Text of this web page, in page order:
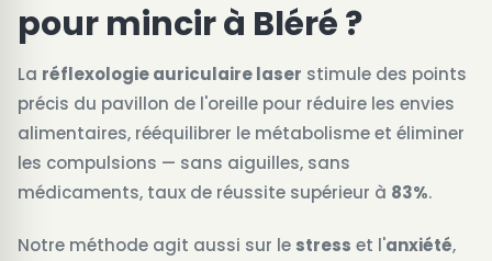
pour mincir à Bléré ?
La réflexologie auriculaire laser stimule des points
précis du pavillon de l'oreille pour réduire les envies
alimentaires, rééquilibrer le métabolisme et éliminer
les compulsions — sans aiguilles, sans
médicaments, taux de réussite supérieur à 83%.
Notre méthode agit aussi sur le stress et l'anxiété,